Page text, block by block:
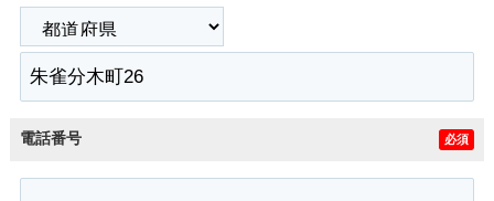
電話番号 必須